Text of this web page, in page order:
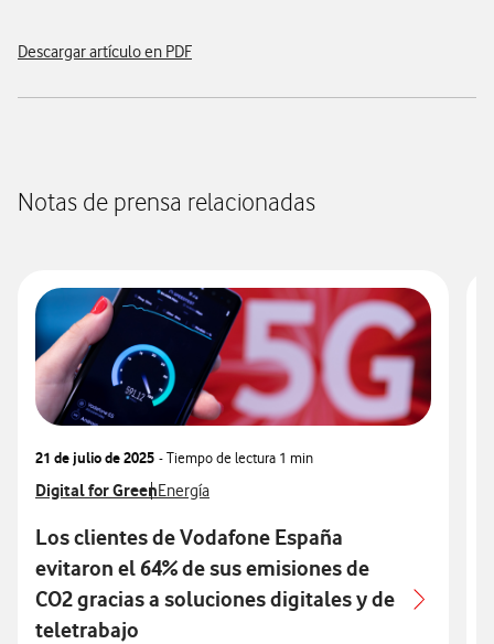
Descargar artículo en PDF
Notas de prensa relacionadas
21 de julio de 2025 - Tiempo de lectura 1 min
Ver más notas de prensa relacionados con
Digital for GreenVer más notas de prensa relacionados con
Energía
Los clientes de Vodafone España
evitaron el 64% de sus emisiones de
CO2 gracias a soluciones digitales y de
teletrabajo